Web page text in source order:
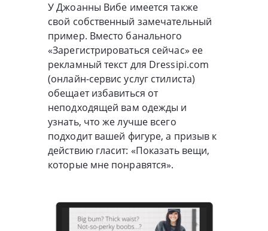
У Джоанны Вибе имеется также
свой собственный замечательный
пример. Вместо банального
«Зарегистрироваться сейчас» ее
рекламный текст для Dressipi.com
(онлайн-сервис услуг стилиста)
обещает избавиться от
неподходящей вам одежды и
узнать, что же лучше всего
подходит вашей фигуре, а призыв к
действию гласит: «Показать вещи,
которые мне понравятся».